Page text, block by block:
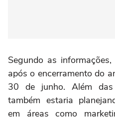
Segundo as
após o encerramento do
30 de junho. Além das
também estaria
em áreas como